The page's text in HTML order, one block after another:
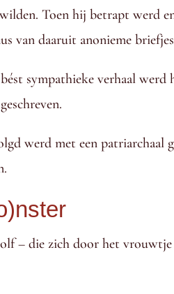
Toen hij betrapt werd
van daaruit anonieme
sympathieke verhaal werd
werd met een patriarchaal
– die zich door het